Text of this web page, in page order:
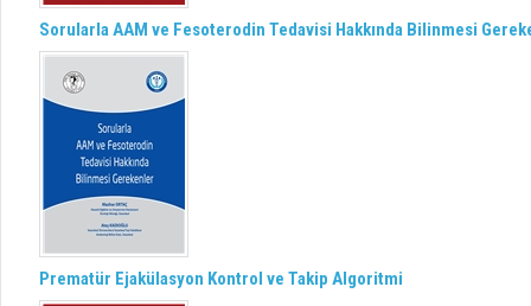
Sorularla AAM ve Fesoterodin Tedavisi Hakkında Bilinmesi
Prematür Ejakülasyon Kontrol ve Takip Algoritmi